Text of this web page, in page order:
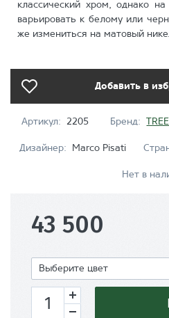
классический хром, однако
варьировать к белому или
же измениться на матовый
Добавить в
Артикул: 2205 Бренд:
Дизайнер: Marco Pisati
Нет в
43 500
Показать
Выберите цвет